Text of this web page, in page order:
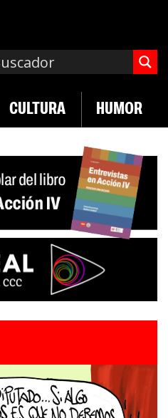
CULTURA HUMOR
«Es un genocidio»